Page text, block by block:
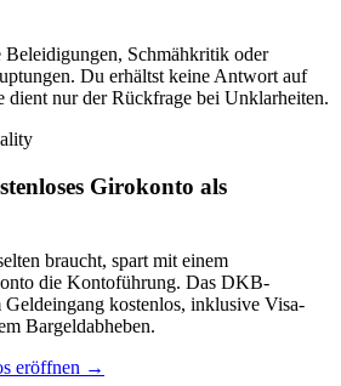
Schmähkritik oder
Du erhältst keine Antwort auf
dient nur der Rückfrage bei Unklarheiten.
Girokonto als
braucht, spart mit einem
die Kontoführung. Das DKB-
kostenlos, inklusive Visa-
Bargeldabheben.
eröffnen →